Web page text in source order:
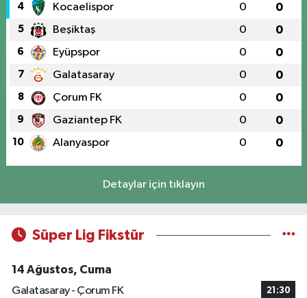
4 Kocaelispor 0 0
5 Beşiktaş 0 0
6 Eyüpspor 0 0
7 Galatasaray 0 0
8 Çorum FK 0 0
9 Gaziantep FK 0 0
10 Alanyaspor 0 0
Detaylar için tıklayın
Süper Lig Fikstür
14 Ağustos, Cuma
Galatasaray - Çorum FK
21:30